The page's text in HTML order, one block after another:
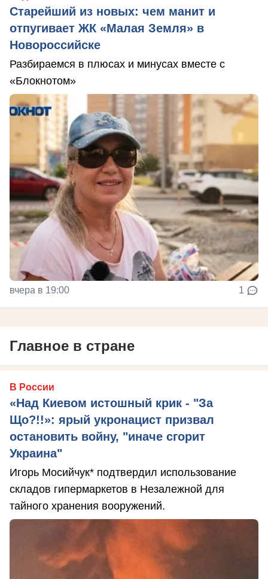
Старейший из новых: чем манит и
отпугивает ЖК «Малая Земля» в
Новороссийске
Разбираемся в плюсах и минусах вместе с
«Блокнотом»
вчера в 19:00 1
Главное в стране
В России
«Над Киевом истошный крик - "За
Що?!!»: ярый укронацист призвал
остановить войну, "иначе сгорит
Украина"
Игорь Мосийчук* подтвердил использование
складов гипермаркетов в Незалежной для
тайного хранения вооружений.